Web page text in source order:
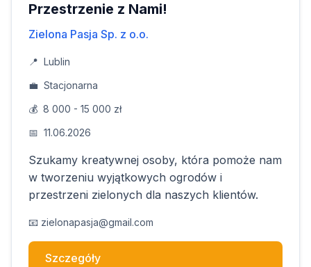
Przestrzenie z Nami!
Zielona Pasja Sp. z o.o.
📍 Lublin
💼 Stacjonarna
💰 8 000 - 15 000 zł
📅 11.06.2026
Szukamy kreatywnej osoby, która pomoże nam
w tworzeniu wyjątkowych ogrodów i
przestrzeni zielonych dla naszych klientów.
📧 zielonapasja@gmail.com
Szczegóły